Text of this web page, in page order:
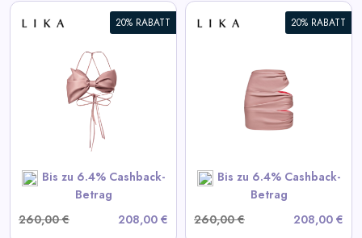
Daily
Categories
20% RABATT
Bis zu 6.4% Cashback-
Betrag
260,00 €
208,00 €
20% RABATT
Bis zu 6.4% Cashback-
Betrag
260,00 €
208,00 €
Drapierte Pink-Minirock
View All LIKA Deals